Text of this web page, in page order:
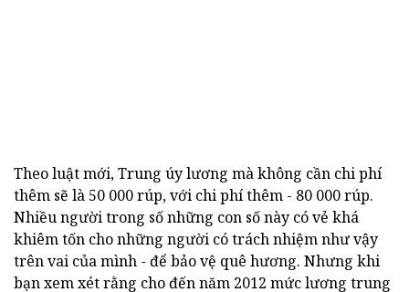
Theo luật mới, Trung úy lương mà không cần chi phí
thêm sẽ là 50 000 rúp, với chi phí thêm - 80 000 rúp.
Nhiều người trong số những con số này có vẻ khá
khiêm tốn cho những người có trách nhiệm như vậy
trên vai của mình - để bảo vệ quê hương. Nhưng khi
bạn xem xét rằng cho đến năm 2012 mức lương trung